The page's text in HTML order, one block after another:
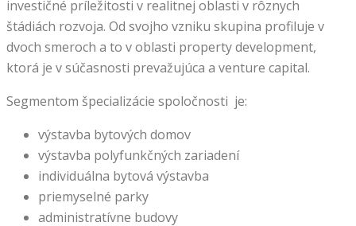
investičné príležitosti v realitnej oblasti v rôznych
štádiách rozvoja. Od svojho vzniku skupina profiluje v
dvoch smeroch a to v oblasti property development,
ktorá je v súčasnosti prevažujúca a venture capital.
Segmentom špecializácie spoločnosti je:
výstavba bytových domov
výstavba polyfunkčných zariadení
individuálna bytová výstavba
priemyselné parky
administratívne budovy